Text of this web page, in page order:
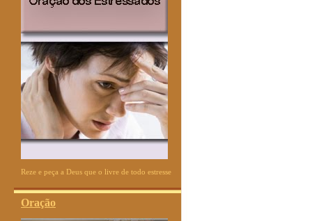
Reze e peça a Deus que o livre de todo estresse
Oração